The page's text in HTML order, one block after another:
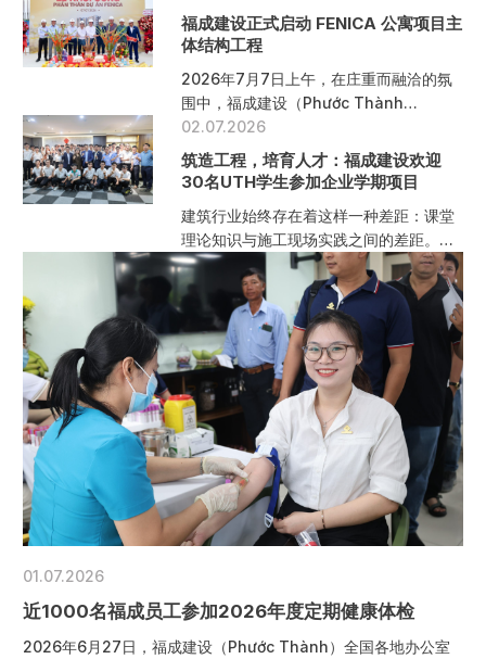
福成建设正式启动 FENICA 公寓项目主
体结构工程
2026年7月7日上午，在庄重而融洽的氛
围中，福成建设（Phước Thành
Construction）携手 […]
02.07.2026
筑造工程，培育人才：福成建设欢迎
30名UTH学生参加企业学期项目
建筑行业始终存在着这样一种差距：课堂
理论知识与施工现场实践之间的差距。工
程师的职业素养与专业能力，不仅源于书
本 […]
01.07.2026
近1000名福成员工参加2026年度定期健康体检
2026年6月27日，福成建设（Phước Thành）全国各地办公室